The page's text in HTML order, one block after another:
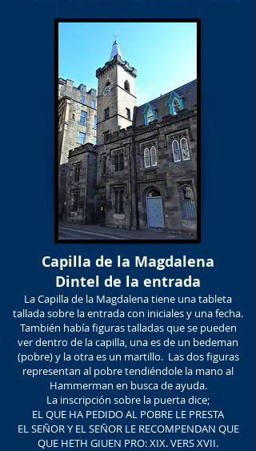
Capilla de la Magdalena
Dintel de la entrada
La Capilla de la Magdalena tiene una tableta
tallada sobre la entrada con iniciales y una fecha.
También había figuras talladas que se pueden
ver dentro de la capilla, una es de un bedeman
(pobre) y la otra es un martillo. Las dos figuras
representan al pobre tendiéndole la mano al
Hammerman en busca de ayuda.
La inscripción sobre la puerta dice;
EL QUE HA PEDIDO AL POBRE LE PRESTA
EL SEÑOR Y EL SEÑOR LE RECOMPENDAN QUE
QUE HETH GIUEN PRO: XIX. VERS XVII.